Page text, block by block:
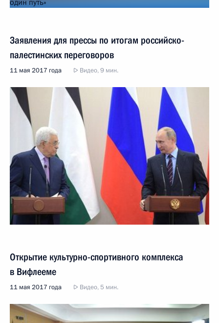
Заявления для прессы по итогам российско-
палестинских переговоров
11 мая 2017 года Видео, 9 мин.
Открытие культурно-спортивного комплекса
в Вифлееме
11 мая 2017 года Видео, 5 мин.